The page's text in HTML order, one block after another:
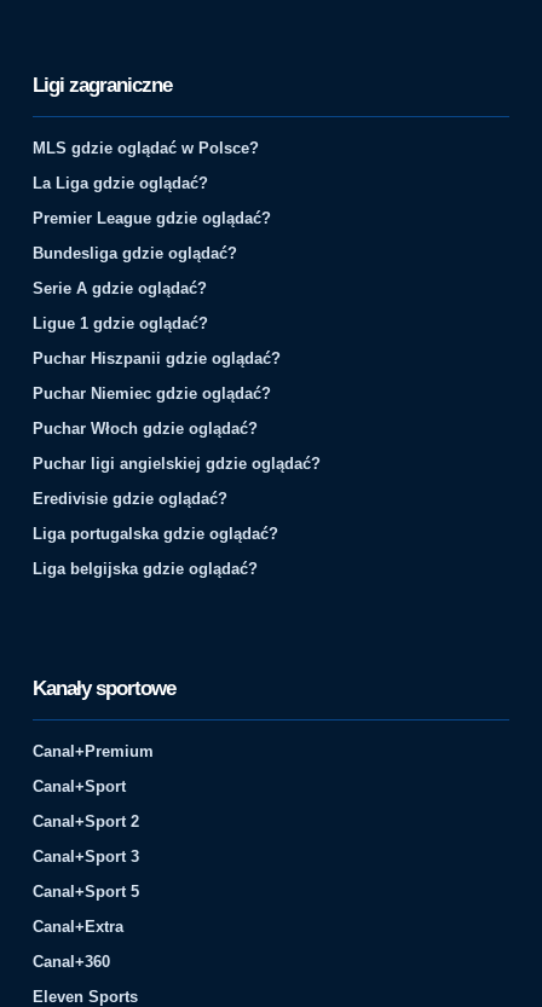
Ligi zagraniczne
MLS gdzie oglądać w Polsce?
La Liga gdzie oglądać?
Premier League gdzie oglądać?
Bundesliga gdzie oglądać?
Serie A gdzie oglądać?
Ligue 1 gdzie oglądać?
Puchar Hiszpanii gdzie oglądać?
Puchar Niemiec gdzie oglądać?
Puchar Włoch gdzie oglądać?
Puchar ligi angielskiej gdzie oglądać?
Eredivisie gdzie oglądać?
Liga portugalska gdzie oglądać?
Liga belgijska gdzie oglądać?
Kanały sportowe
Canal+Premium
Canal+Sport
Canal+Sport 2
Canal+Sport 3
Canal+Sport 5
Canal+Extra
Canal+360
Eleven Sports